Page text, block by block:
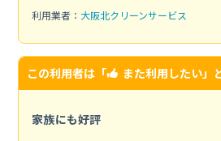
利用業者： 大阪北クリーンサービス
この利用者は「 また利用したい」
家族にも好評